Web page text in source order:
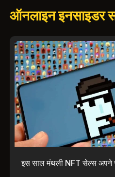
ऑनलाइन इनसाइडर
इस साल मंथली NFT सेल्स